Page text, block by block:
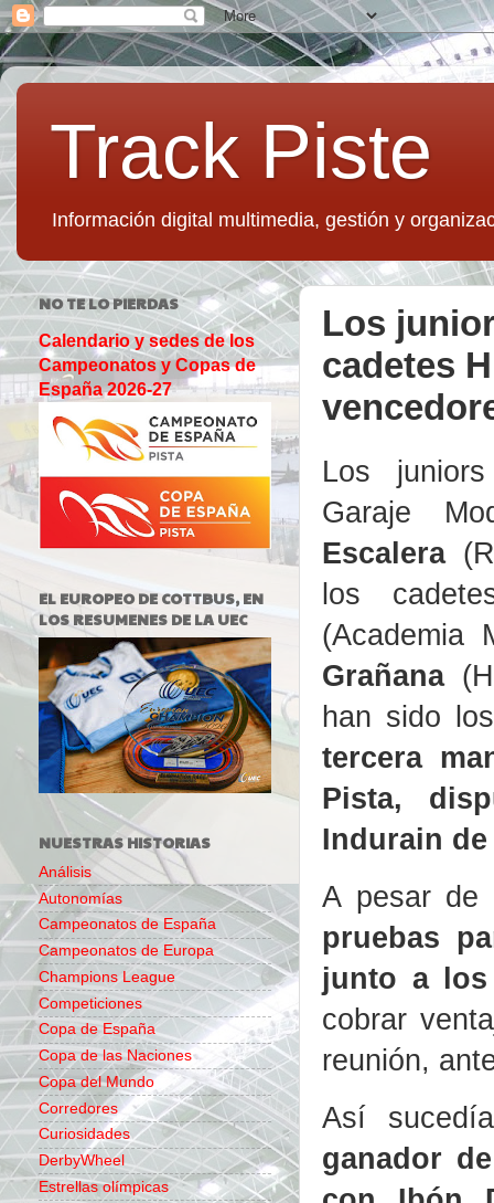
Track Piste
Información digital multimedia, gestión y
Los
cadetes
Los
Garaje
Escalera
los
(Academia
Grañana
han sido
tercera
Pista,
Indurain de
A pesar
pruebas
junto a
cobrar
reunión,
Así
ganador
NO TE LO PIERDAS
Calendario y sedes de los
Campeonatos y Copas de
España 2026-27
EL EUROPEO DE COTTBUS, EN
LOS RESUMENES DE LA UEC
NUESTRAS HISTORIAS
Análisis
Autonomías
Campeonatos de España
Campeonatos de Europa
Champions League
Competiciones
Copa de España
Copa de las Naciones
Copa del Mundo
Corredores
Curiosidades
DerbyWheel
Estrellas olímpicas